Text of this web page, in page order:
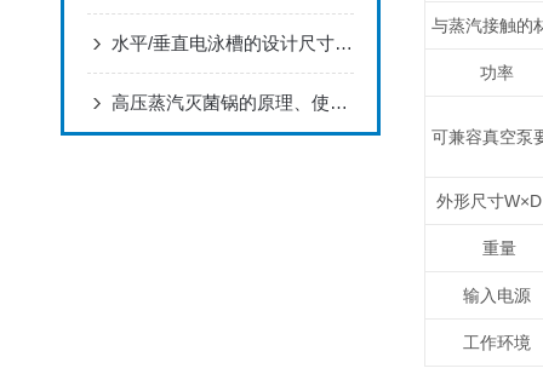
水平/垂直电泳槽的设计尺寸，由哪些决定因素
高压蒸汽灭菌锅的原理、使用方法和注意事项
与蒸汽接触的
功率
可兼容真空泵
外形尺寸
重量
输入电源
工作环境